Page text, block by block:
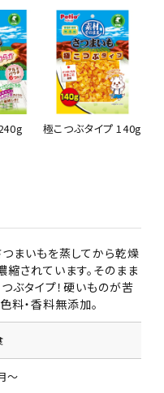
極こつぶタイプ 140g
まいもを蒸してから乾燥
されています。そのまま
ぶタイプ！硬いものが苦
料・香料無添加。
～